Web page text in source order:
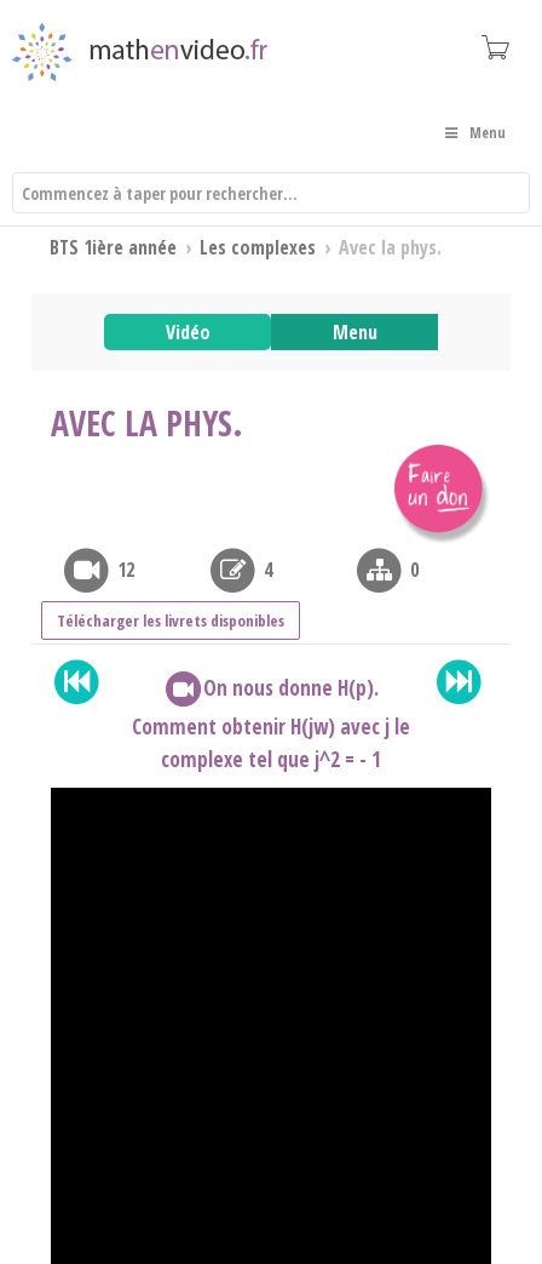
Menu
BTS 1ière année › Les complexes › Avec la phys.
Vidéo Menu
AVEC LA PHYS.
12 4 0
Télécharger les livrets disponibles
On nous donne H(p).
Comment obtenir H(jw) avec j le
complexe tel que j^2 = - 1